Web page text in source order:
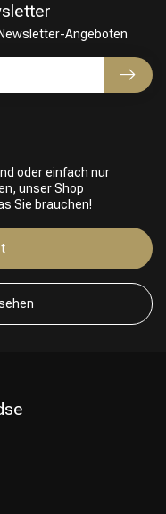
oder einfach nur
unser Shop
Sie brauchen!
Angeboten